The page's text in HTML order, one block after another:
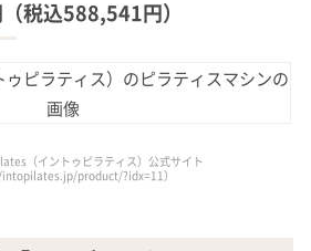
税込588,541円）
（イントゥピラティス）公式サイト
intopilates.jp/product/?idx=11）